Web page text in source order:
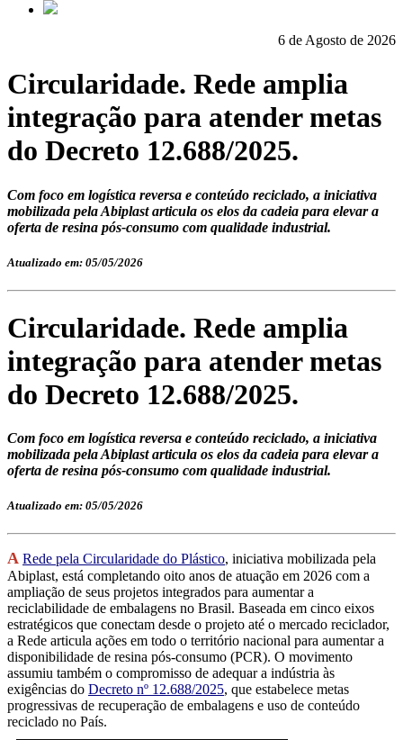
6 de Agosto de 2026
Circularidade. Rede amplia
integração para atender metas
do Decreto 12.688/2025.
Com foco em logística reversa e conteúdo reciclado, a iniciativa
mobilizada pela Abiplast articula os elos da cadeia para elevar a
oferta de resina pós-consumo com qualidade industrial.
Atualizado em: 05/05/2026
Circularidade. Rede amplia
integração para atender metas
do Decreto 12.688/2025.
Com foco em logística reversa e conteúdo reciclado, a iniciativa
mobilizada pela Abiplast articula os elos da cadeia para elevar a
oferta de resina pós-consumo com qualidade industrial.
Atualizado em: 05/05/2026
A Rede pela Circularidade do Plástico, iniciativa mobilizada pela
Abiplast, está completando oito anos de atuação em 2026 com a
ampliação de seus projetos integrados para aumentar a
reciclabilidade de embalagens no Brasil. Baseada em cinco eixos
estratégicos que conectam desde o projeto até o mercado reciclador,
a Rede articula ações em todo o território nacional para aumentar a
disponibilidade de resina pós-consumo (PCR). O movimento
assumiu também o compromisso de adequar a indústria às
exigências do Decreto nº 12.688/2025, que estabelece metas
progressivas de recuperação de embalagens e uso de conteúdo
reciclado no País.